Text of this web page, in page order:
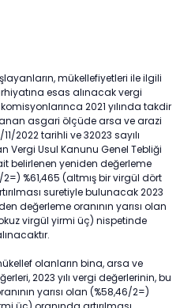
mükellefiyetleri ile ilgili
esas alınacak vergi
2021 yılında takdir
asgari ölçüde arsa ve arazi
2022 tarihli ve 32023 sayılı
Vergi Usul Kanunu Genel Tebliği
belirlenen yeniden değerleme
2=) %61,465 (altmış bir virgül dört
suretiyle bulunacak 2023
değerleme oranının yarısı olan
virgül yirmi üç) nispetinde
olanların bina, arsa ve
2023 yılı vergi değerlerinin, bu
yarısı olan (%58,46/2=)